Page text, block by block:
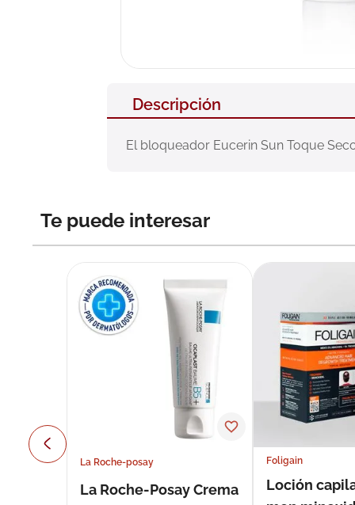
Descripción
El bloqueador Eucerin Sun Toque
Te puede interesar
La Roche-posay
La Roche-Posay Crema
Foligain
Loción